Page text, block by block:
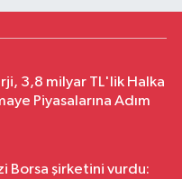
3,8 milyar TL'lik Halka
Piyasalarına Adım
Borsa şirketini vurdu: